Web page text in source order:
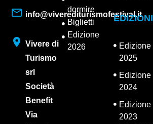
info@viverediturismofestival.it
Vivere di
Turismo
srl
Società
Benefit
Via
dormire
Biglietti
Edizione
2026
EDIZIONI
Edizione
2025
Edizione
2024
Edizione
2023